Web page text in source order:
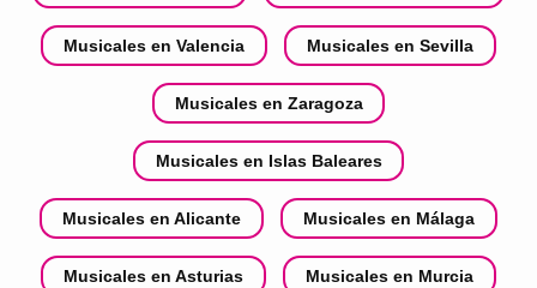
Musicales en Valencia Musicales en Sevilla
Musicales en Zaragoza
Musicales en Islas Baleares
Musicales en Alicante Musicales en Málaga
Musicales en Asturias Musicales en Murcia